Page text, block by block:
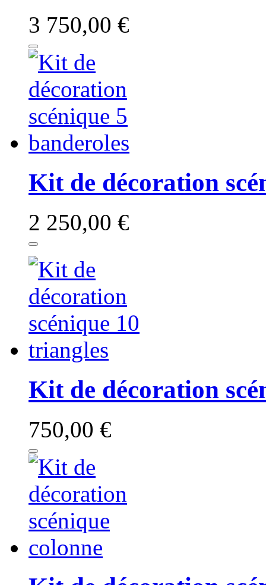
3 750,00 €
Kit de décoration
2 250,00 €
Kit de décoration
750,00 €